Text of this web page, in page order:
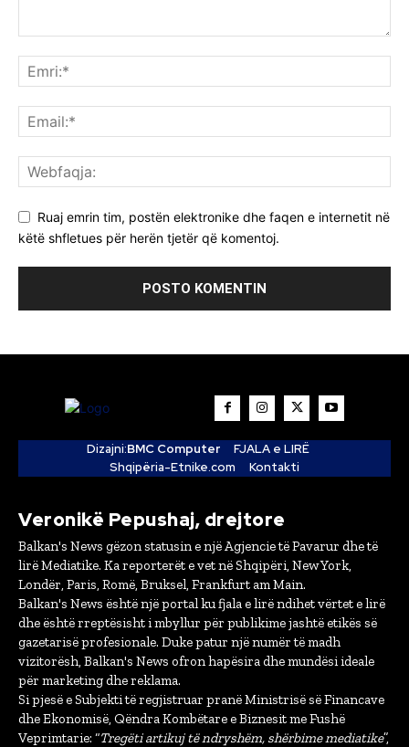
Ruaj emrin tim, postën elektronike dhe faqen e internetit në
këtë shfletues për herën tjetër që komentoj.
Dizajni:BMC Computer
FJALA e LIRË
Shqipëria-Etnike.com
Kontakti
Veronikë Pepushaj, drejtore
Balkan's News gëzon statusin e një Agjencie të Pavarur dhe të
lirë Mediatike. Ka reporterët e vet në Shqipëri, New York,
Londër, Paris, Romë, Bruksel, Frankfurt am Main.
Balkan's News është një portal ku fjala e lirë ndihet vërtet e lirë
dhe është rreptësisht i mbyllur për publikime jashtë etikës së
gazetarisë profesionale. Duke patur një numër të madh
vizitorësh, Balkan's News ofron hapësira dhe mundësi ideale
për marketing dhe reklama.
Si pjesë e Subjekti të regjistruar pranë Ministrisë së Financave
dhe Ekonomisë, Qëndra Kombëtare e Biznesit me Fushë
Veprimtarie: “Tregëti artikuj të ndryshëm, shërbime mediatike”,